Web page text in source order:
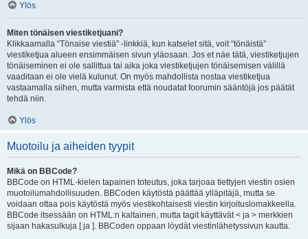
Ylös
Miten tönäisen viestiketjuani?
Klikkaamalla “Tönaise viestiä” -linkkiä, kun katselet sitä, voit “tönäistä”
viestiketjua alueen ensimmäisen sivun yläosaan. Jos et näe tätä, viestiketjujen
tönäiseminen ei ole sallittua tai aika joka viestiketjujen tönäisemisen välillä
vaaditaan ei ole vielä kulunut. On myös mahdollista nostaa viestiketjua
vastaamalla siihen, mutta varmista että noudatat foorumin sääntöjä jos päätät
tehdä niin.
Ylös
Muotoilu ja aiheiden tyypit
Mikä on BBCode?
BBCode on HTML-kielen tapainen toteutus, joka tarjoaa tiettyjen viestin osien
muotoilumahdollisuuden. BBCoden käytöstä päättää ylläpitäjä, mutta se
voidaan ottaa pois käytöstä myös viestikohtaisesti viestin kirjoituslomakkeella.
BBCode itsessään on HTML:n kaltainen, mutta tagit käyttävät < ja > merkkien
sijaan hakasulkuja [ ja ]. BBCoden oppaan löydät viestinlähetyssivun kautta.